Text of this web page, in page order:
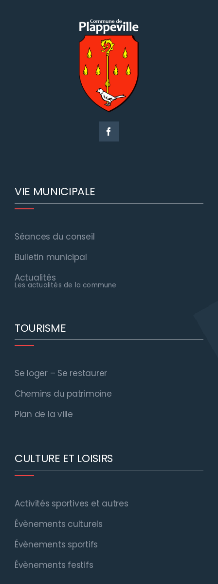
VIE MUNICIPALE
Séances du conseil
Bulletin municipal
Actualités
Les actualités de la commune
TOURISME
Se loger – Se restaurer
Chemins du patrimoine
Plan de la ville
CULTURE ET LOISIRS
Activités sportives et autres
Évènements culturels
Évènements sportifs
Évènements festifs